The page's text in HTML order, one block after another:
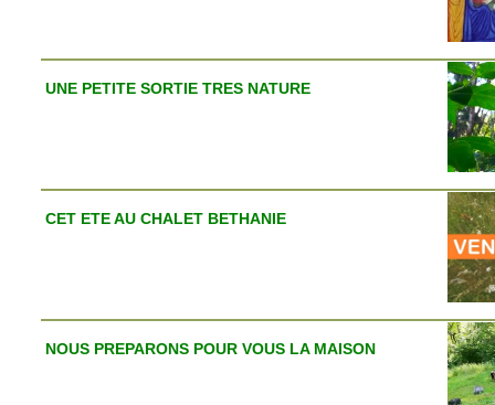
UNE PETITE SORTIE TRES NATURE
CET ETE AU CHALET BETHANIE
NOUS PREPARONS POUR VOUS LA MAISON